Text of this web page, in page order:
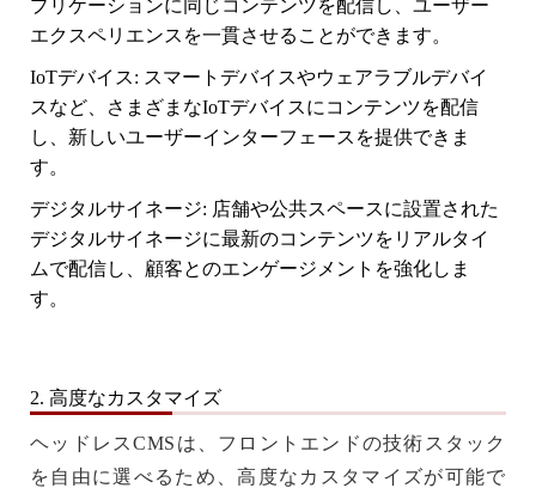
プリケーションに同じコンテンツを配信し、ユーザー
エクスペリエンスを一貫させることができます。
IoTデバイス: スマートデバイスやウェアラブルデバイ
スなど、さまざまなIoTデバイスにコンテンツを配信
し、新しいユーザーインターフェースを提供できま
す。
デジタルサイネージ: 店舗や公共スペースに設置された
デジタルサイネージに最新のコンテンツをリアルタイ
ムで配信し、顧客とのエンゲージメントを強化しま
す。
2. 高度なカスタマイズ
ヘッドレスCMSは、フロントエンドの技術スタック
を自由に選べるため、高度なカスタマイズが可能で